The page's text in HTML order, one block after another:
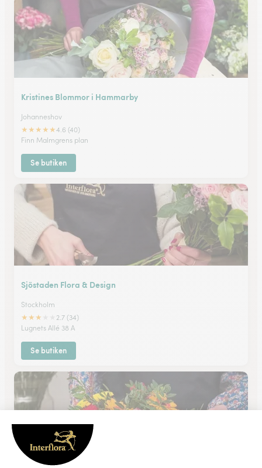
Kristines Blommor i Hammarby
Johanneshov
★★★★★4.6 (40)
Finn Malmgrens plan
Se butiken
Sjöstaden Flora & Design
Stockholm
★★★
2.7 (34)
Lugnets Allé 38 A
Se butiken